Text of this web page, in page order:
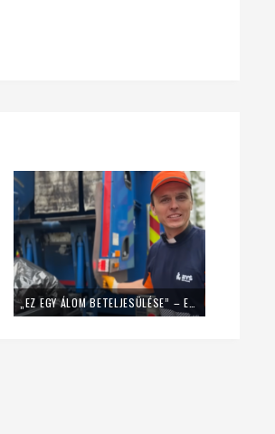
„EZ EGY ÁLOM BETELJESÜLÉSE” – EGY NAPIG KUKÁSNAK ÁLLT EGY LENGYEL PAP